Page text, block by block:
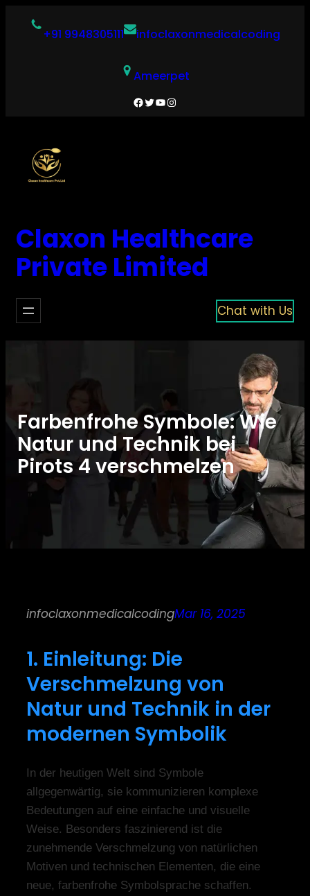
+91 9948305111 infoclaxonmedicalcoding
Ameerpet
Facebook
Twitter
YouTube
Instagram
Claxon Healthcare
Private Limited
Chat with Us
Farbenfrohe Symbole: Wie
Natur und Technik bei
Pirots 4 verschmelzen
infoclaxonmedicalcodingMar 16, 2025
1. Einleitung: Die
Verschmelzung von
Natur und Technik in der
modernen Symbolik
In der heutigen Welt sind Symbole
allgegenwärtig, sie kommunizieren komplexe
Bedeutungen auf eine einfache und visuelle
Weise. Besonders faszinierend ist die
zunehmende Verschmelzung von natürlichen
Motiven und technischen Elementen, die eine
neue, farbenfrohe Symbolsprache schaffen.